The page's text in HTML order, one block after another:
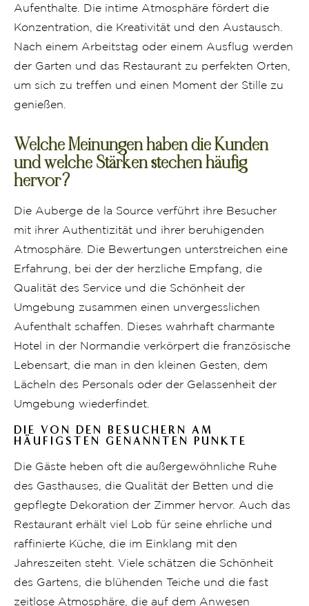
Aufenthalte. Die intime Atmosphäre fördert die
Konzentration, die Kreativität und den Austausch.
Nach einem Arbeitstag oder einem Ausflug werden
der Garten und das Restaurant zu perfekten Orten,
um sich zu treffen und einen Moment der Stille zu
genießen.
Welche Meinungen haben die Kunden
und welche Stärken stechen häufig
hervor?
Die Auberge de la Source verführt ihre Besucher
mit ihrer Authentizität und ihrer beruhigenden
Atmosphäre. Die Bewertungen unterstreichen eine
Erfahrung, bei der der herzliche Empfang, die
Qualität des Service und die Schönheit der
Umgebung zusammen einen unvergesslichen
Aufenthalt schaffen. Dieses wahrhaft charmante
Hotel in der Normandie verkörpert die französische
Lebensart, die man in den kleinen Gesten, dem
Lächeln des Personals oder der Gelassenheit der
Umgebung wiederfindet.
DIE VON DEN BESUCHERN AM
HÄUFIGSTEN GENANNTEN PUNKTE
Die Gäste heben oft die außergewöhnliche Ruhe
des Gasthauses, die Qualität der Betten und die
gepflegte Dekoration der Zimmer hervor. Auch das
Restaurant erhält viel Lob für seine ehrliche und
raffinierte Küche, die im Einklang mit den
Jahreszeiten steht. Viele schätzen die Schönheit
des Gartens, die blühenden Teiche und die fast
zeitlose Atmosphäre, die auf dem Anwesen